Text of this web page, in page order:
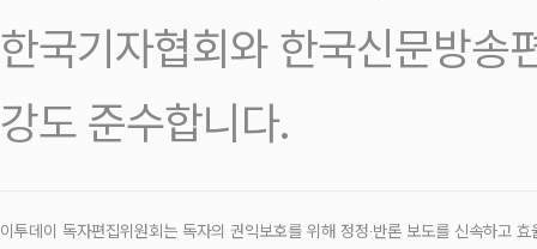
한국기자협회와 한국신문방송
강도 준수합니다.
이투데이 독자편집위원회는 독자의 권익보호를 위해 정정‧반론 보도를 신속하고